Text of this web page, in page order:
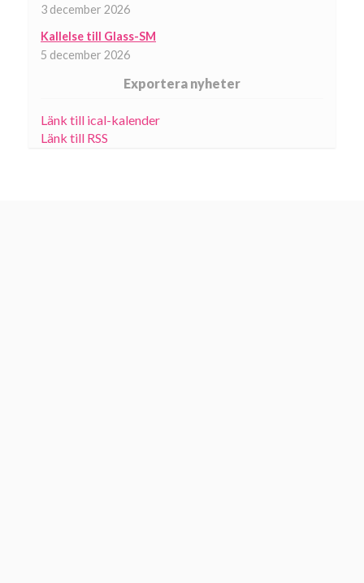
3 december 2026
Kallelse till Glass-SM
5 december 2026
Exportera nyheter
Länk till ical-kalender
Länk till RSS